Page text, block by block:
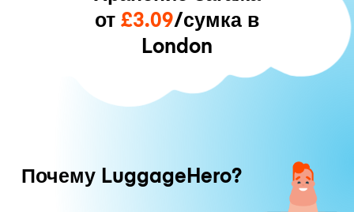
от £3.09/сумка в
London
Почему LuggageHero?